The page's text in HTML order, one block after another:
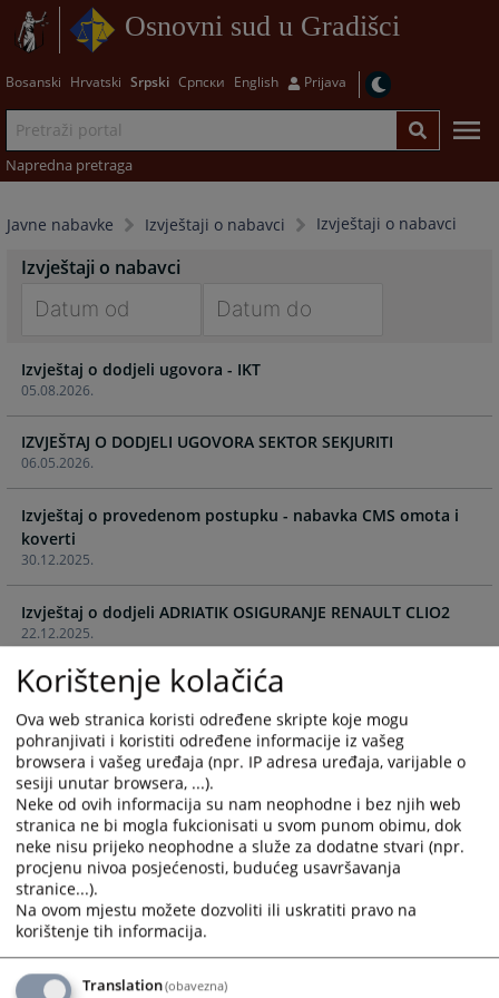
Osnovni sud u Gradišci
Bosanski Hrvatski Srpski Српски English Prijava
Napredna pretraga
Javne nabavke Izvještaji o nabavci Izvještaji o nabavci
Izvještaji o nabavci
forward
to
interact
with
the
calendar
and
select
a
date.
Press
the
question
mark
key
to
get
the
keyboard
shortcuts
for
changing
dates.
forward
interact
with
calendar
and
date.
Press
question
mark
key
to
get
the
keyboard
shortcuts
for
dates.
05.08.2026.
Izvještaj o dodjeli ugovora - IKT
06.05.2026.
IZVJEŠTAJ O DODJELI UGOVORA SEKTOR SEKJURITI
30.12.2025.
Izvještaj o provedenom postupku - nabavka CMS omota i
koverti
22.12.2025.
Izvještaj o dodjeli ADRIATIK OSIGURANJE RENAULT CLIO2
Izvještaj o dodjeli ugovora AS MARKETU
24.11.2025.
IZVJEŠTAJ O PROVEDENOM POSTUPKU JAVNE NABAVKE -
Hotelski smještaj
19.11.2025.
IZVJEŠTAJ O PROVEDENOM POSTUPKU JAVNE NABAVKE -
Edukacija sudija
osiguranje imovine
Korištenje kolačića
Ova web stranica koristi određene skripte koje mogu
pohranjivati i koristiti određene informacije iz vašeg
browsera i vašeg uređaja (npr. IP adresa uređaja, varijable o
sesiji unutar browsera, ...).
Neke od ovih informacija su nam neophodne i bez njih web
stranica ne bi mogla fukcionisati u svom punom obimu, dok
neke nisu prijeko neophodne a služe za dodatne stvari (npr.
procjenu nivoa posjećenosti, budućeg usavršavanja
stranice...).
Na ovom mjestu možete dozvoliti ili uskratiti pravo na
korištenje tih informacija.
Translation(obavezna)